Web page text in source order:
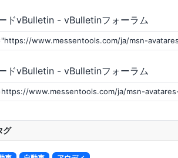
ドvBulletin - vBulletinフォーラム
ドvBulletin - vBulletinフォーラム
グ